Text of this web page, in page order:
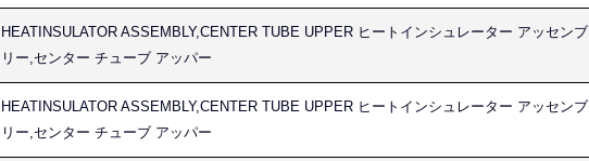
HEATINSULATOR ASSEMBLY,CENTER TUBE UPPER ヒートインシュレーター アッセンブ
リー,センター チューブ アッパー
HEATINSULATOR ASSEMBLY,CENTER TUBE UPPER ヒートインシュレーター アッセンブ
リー,センター チューブ アッパー